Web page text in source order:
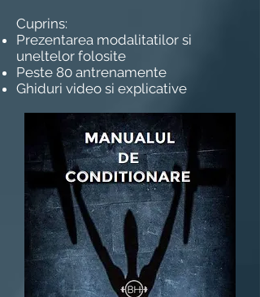
Cuprins:
Prezentarea modalitatilor si
uneltelor folosite
Peste 80 antrenamente
Ghiduri video si explicative